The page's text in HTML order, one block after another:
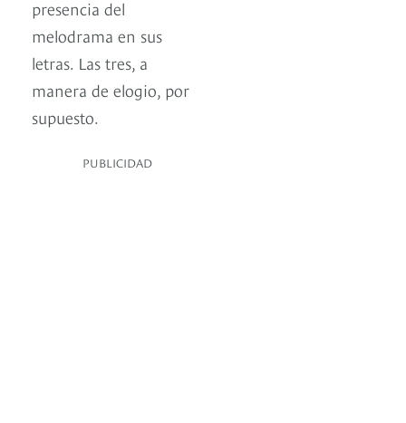
presencia del
melodrama en sus
letras. Las tres, a
manera de elogio, por
supuesto.
PUBLICIDAD